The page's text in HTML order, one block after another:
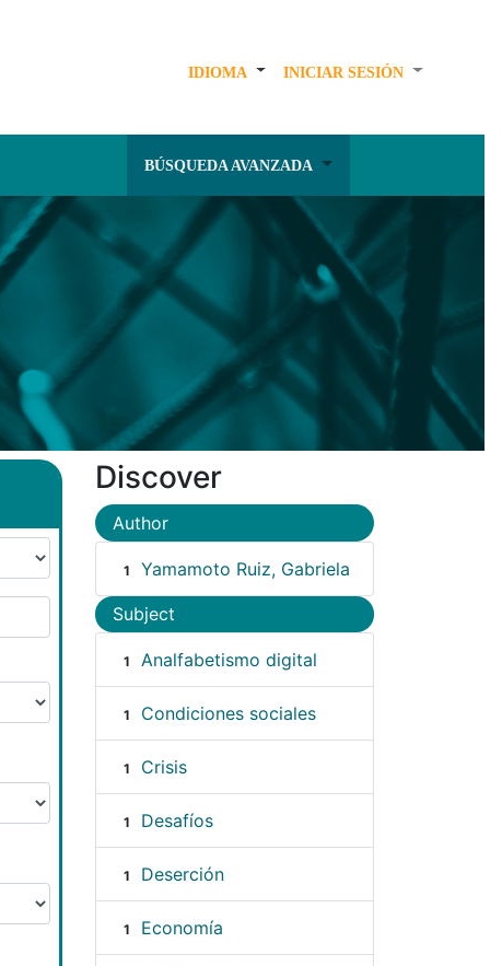
IDIOMA INICIAR SESIÓN
BÚSQUEDA AVANZADA
Discover
Author
1 Yamamoto Ruiz, Gabriela
Subject
1 Analfabetismo digital
1 Condiciones sociales
1 Crisis
1 Desafíos
1 Deserción
1 Economía